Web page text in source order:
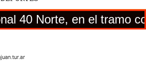
en el tramo